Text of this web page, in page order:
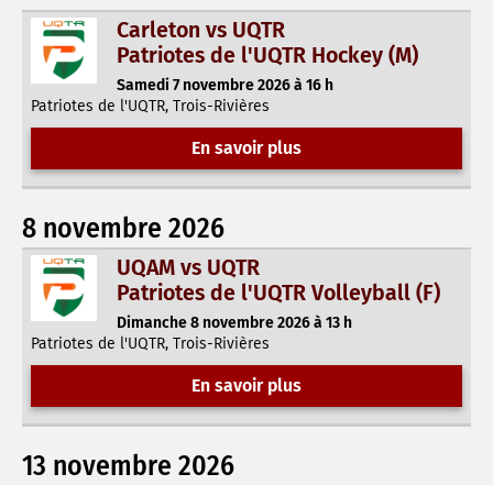
Carleton vs UQTR
Patriotes de l'UQTR Hockey (M)
Samedi 7 novembre 2026 à 16 h
Patriotes de l'UQTR, Trois-Rivières
En savoir plus
8 novembre 2026
UQAM vs UQTR
Patriotes de l'UQTR Volleyball (F)
Dimanche 8 novembre 2026 à 13 h
Patriotes de l'UQTR, Trois-Rivières
En savoir plus
13 novembre 2026